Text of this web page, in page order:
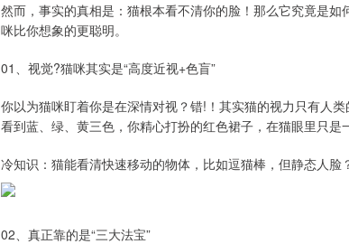
然而，事实的真相是：猫根本看不清你的脸！那么它究竟是
咪比你想象的更聪明。
01、视觉?猫咪其实是“高度近视+色盲”
你以为猫咪盯着你是在深情对视？错!！其实猫的视力只有人
看到蓝、绿、黄三色，你精心打扮的红色裙子，在猫眼里只是
冷知识：猫能看清快速移动的物体，比如逗猫棒，但静态人脸
02、真正靠的是“三大法宝”